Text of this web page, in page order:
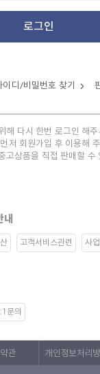
로그인
이디/비밀번호 찾기
해 다시 한번 로그인 해
저 회원가입 후 이용해
고상품을 직접 판매할 수
고객서비스관련 사
문의
관 개인정보처리